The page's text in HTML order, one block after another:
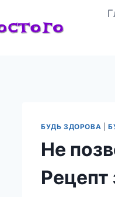
БУДЬ ЗДОРОВА
Не